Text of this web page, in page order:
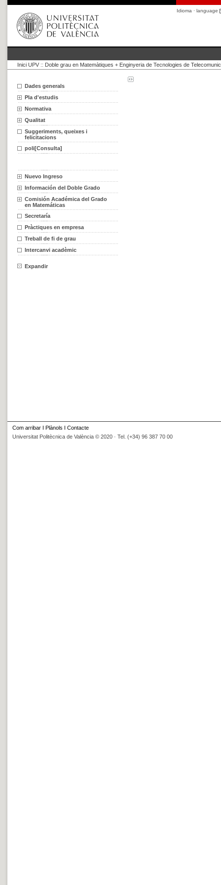
Idioma · language
Inici UPV :: Doble grau en Matemàtiques + Enginyeria de Tecnologies de
Dades generals
Pla d'estudis
Normativa
Qualitat
Suggeriments, queixes i
felicitacions
poli[Consulta]
Nuevo Ingreso
Información del Doble Grado
Comisión Académica del Grado
en Matemáticas
Secretaría
Pràctiques en empresa
Treball de fi de grau
Intercanvi acadèmic
Expandir
Com arribar I Plànols I Contacte
Universitat Politècnica de València © 2020 · Tel. (+34) 96 387 70 00